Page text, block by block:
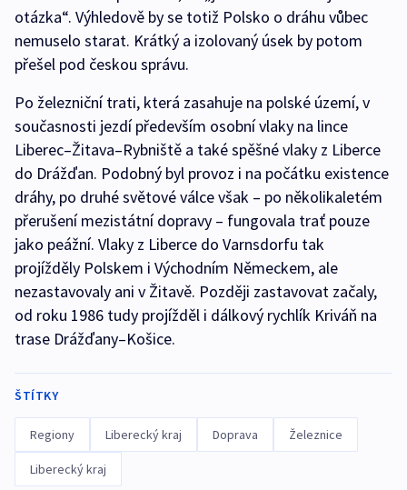
otázka“. Výhledově by se totiž Polsko o dráhu vůbec
nemuselo starat. Krátký a izolovaný úsek by potom
přešel pod českou správu.
Po železniční trati, která zasahuje na polské území, v
současnosti jezdí především osobní vlaky na lince
Liberec–Žitava–Rybniště a také spěšné vlaky z Liberce
do Drážďan. Podobný byl provoz i na počátku existence
dráhy, po druhé světové válce však – po několikaletém
přerušení mezistátní dopravy – fungovala trať pouze
jako peážní. Vlaky z Liberce do Varnsdorfu tak
projížděly Polskem i Východním Německem, ale
nezastavovaly ani v Žitavě. Později zastavovat začaly,
od roku 1986 tudy projížděl i dálkový rychlík Kriváň na
trase Drážďany–Košice.
ŠTÍTKY
Regiony Liberecký kraj Doprava Železnice
Liberecký kraj